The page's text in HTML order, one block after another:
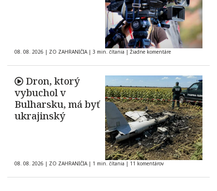
08. 08. 2026 | ZO ZAHRANIČIA | 3 min. čítania | Žiadne komentáre
Dron, ktorý
vybuchol v
Bulharsku, má byť
ukrajinský
08. 08. 2026 | ZO ZAHRANIČIA | 1 min. čítania | 11 komentárov